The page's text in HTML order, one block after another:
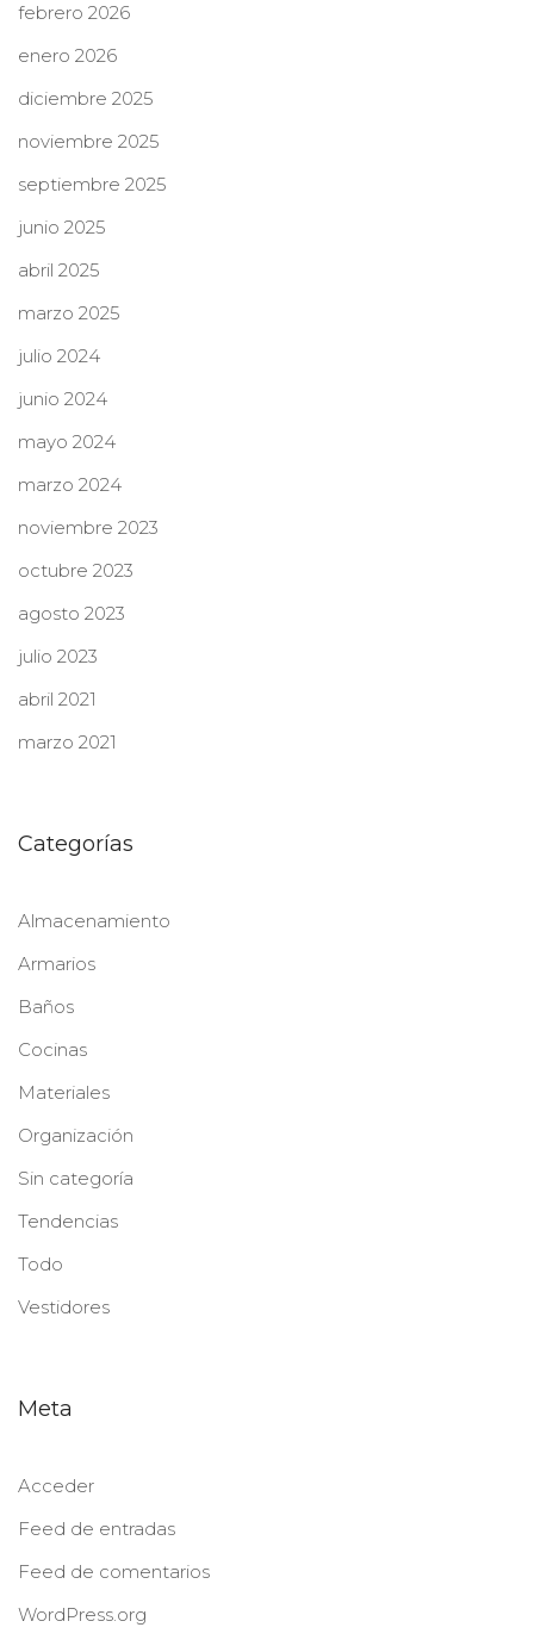
febrero 2026
enero 2026
diciembre 2025
noviembre 2025
septiembre 2025
junio 2025
abril 2025
marzo 2025
julio 2024
junio 2024
mayo 2024
marzo 2024
noviembre 2023
octubre 2023
agosto 2023
julio 2023
abril 2021
marzo 2021
Categorías
Almacenamiento
Armarios
Baños
Cocinas
Materiales
Organización
Sin categoría
Tendencias
Todo
Vestidores
Meta
Acceder
Feed de entradas
Feed de comentarios
WordPress.org